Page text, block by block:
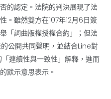
的認定。法院的判決展現了法
。雖然雙方在107年12月6日簽
「詞曲版權授權合約」；但法
的公開共同聲明，並結合Line對
連續性與一致性」解釋，進而
默示意思表示。